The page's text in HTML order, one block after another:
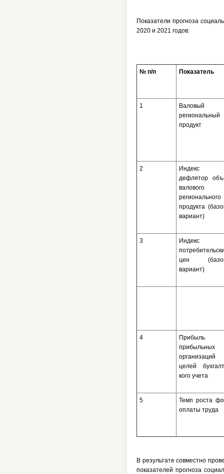
Показатели прогноза
2020 и 2021 годов:
№ п/п Показатель
1
Валовый
региональный
продукт
2
дефлятор
валового
регионального
продукта
вариант)
3
Индекс
цен
вариант)
4
Прибыль
прибыльных
организаций
целей
кого учета
5
Темп роста
оплаты труда
В результате совместно
показателей прогноза